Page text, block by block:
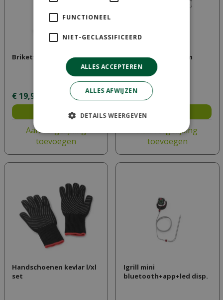
Briketten 8 Kg
€ 19,99
Aan vergelijking
toevoegen
Smokey joe premium
black
€89 99
Aan vergelijking
toevoegen
Handschoenen kevlar l/xl
set
Igrill mini
bluetooth+app+led disp.
FUNCTIONEEL
NIET-GECLASSIFICEERD
ALLES ACCEPTEREN
ALLES AFWIJZEN
DETAILS WEERGEVEN